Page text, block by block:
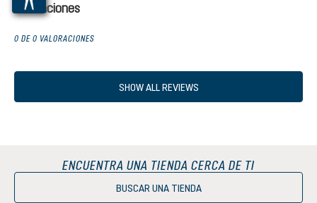
Valoraciones
0 DE 0 VALORACIONES
SHOW ALL REVIEWS
ENCUENTRA UNA TIENDA CERCA DE TI
BUSCAR UNA TIENDA